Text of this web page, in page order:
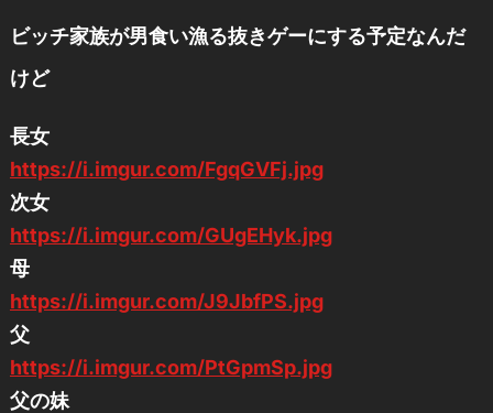
ビッチ家族が男食い漁る抜きゲーにする予定なんだ
けど
長女
https://i.imgur.com/FgqGVFj.jpg
次女
https://i.imgur.com/GUgEHyk.jpg
母
https://i.imgur.com/J9JbfPS.jpg
父
https://i.imgur.com/PtGpmSp.jpg
父の妹